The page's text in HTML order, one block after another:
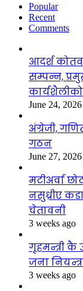
Popular
Recent
Comments
आदर्श
सम्पन्न,
June 24, 2026
अंग्रेजी,
गठन
June 27, 2026
मटीअर्वा
नसुध्रीए
चेतावनी
3 weeks ago
गृहमन्त्री कै
जना
3 weeks ago